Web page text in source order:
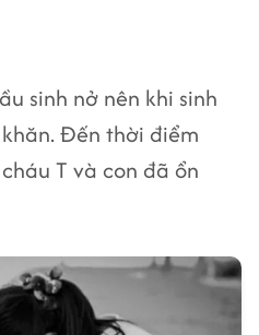
sinh nở nên khi sinh
Đến thời điểm
T và con đã ổn